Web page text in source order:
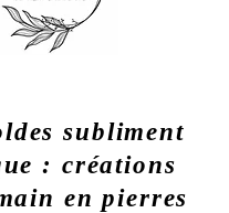
subliment
: créations
en pierres